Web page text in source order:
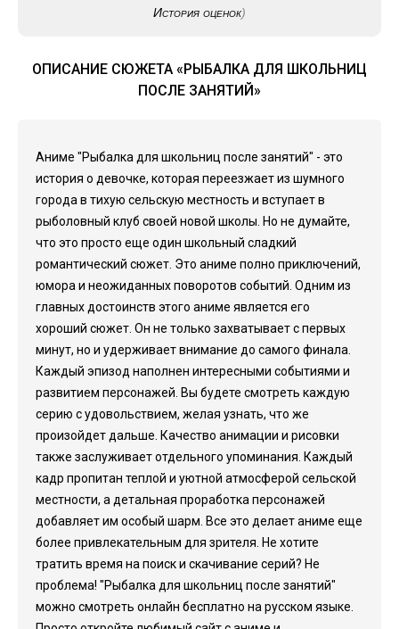
История оценок)
ОПИСАНИЕ СЮЖЕТА «РЫБАЛКА ДЛЯ ШКОЛЬНИЦ
ПОСЛЕ ЗАНЯТИЙ»
Аниме "Рыбалка для школьниц после занятий" - это
история о девочке, которая переезжает из шумного
города в тихую сельскую местность и вступает в
рыболовный клуб своей новой школы. Но не думайте,
что это просто еще один школьный сладкий
романтический сюжет. Это аниме полно приключений,
юмора и неожиданных поворотов событий. Одним из
главных достоинств этого аниме является его
хороший сюжет. Он не только захватывает с первых
минут, но и удерживает внимание до самого финала.
Каждый эпизод наполнен интересными событиями и
развитием персонажей. Вы будете смотреть каждую
серию с удовольствием, желая узнать, что же
произойдет дальше. Качество анимации и рисовки
также заслуживает отдельного упоминания. Каждый
кадр пропитан теплой и уютной атмосферой сельской
местности, а детальная проработка персонажей
добавляет им особый шарм. Все это делает аниме еще
более привлекательным для зрителя. Не хотите
тратить время на поиск и скачивание серий? Не
проблема! "Рыбалка для школьниц после занятий"
можно смотреть онлайн бесплатно на русском языке.